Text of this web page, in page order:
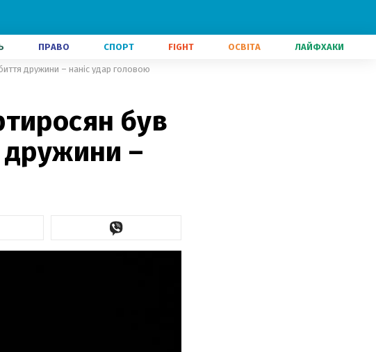
ПРАВО СПОРТ FIGHT ОСВІТА ЛАЙФХАКИ
дружини – наніс удар головою
був
–